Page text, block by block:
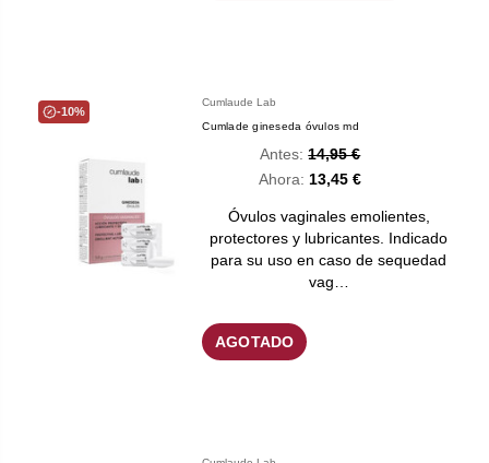
-10%
Cumlaude Lab
Cumlade gineseda óvulos md
Ahora: 13,45 €
Antes: 14,95 €
Óvulos vaginales emolientes,
protectores y lubricantes. Indicado
para su uso en caso de sequedad
vag…
AGOTADO